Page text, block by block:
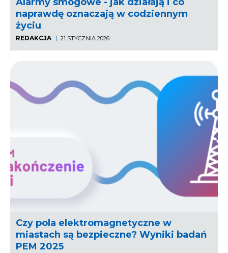
naprawdę oznaczają w codziennym
życiu
REDAKCJA 21 STYCZNIA 2026
Czy pola elektromagnetyczne w
miastach są bezpieczne? Wyniki badań
PEM 2025